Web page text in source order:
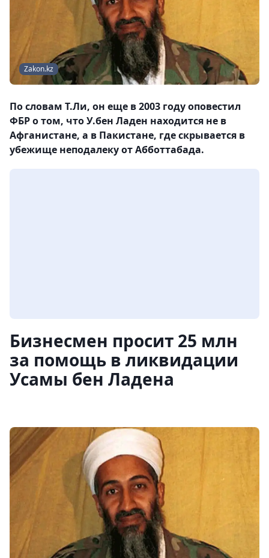
Zakon.kz
По словам Т.Ли, он еще в 2003 году оповестил
ФБР о том, что У.бен Ладен находится не в
Афганистане, а в Пакистане, где скрывается в
убежище неподалеку от Абботтабада.
Бизнесмен просит 25 млн
за помощь в ликвидации
Усамы бен Ладена